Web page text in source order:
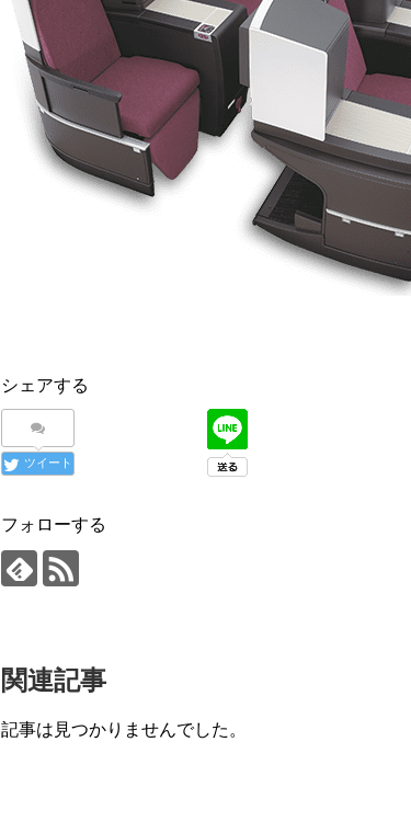
シェアする
ツイート
フォローする
関連記事
記事は見つかりませんでした。